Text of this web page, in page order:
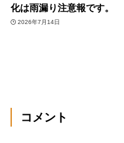
化は雨漏り注意報です。
2026年7月14日
コメント